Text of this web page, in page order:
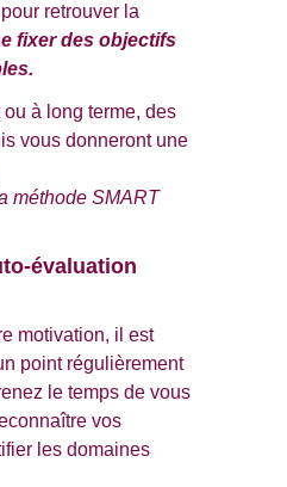
retrouver la
fixer des objectifs
à long terme, des
vous donneront une
méthode SMART
évaluation
motivation, il est
point régulièrement
le temps de vous
vos
les domaines